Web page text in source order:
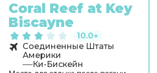
Coral Reef at Key
Biscayne
10.0★
Соединенные Штаты
Америки
Ки-Бискейн